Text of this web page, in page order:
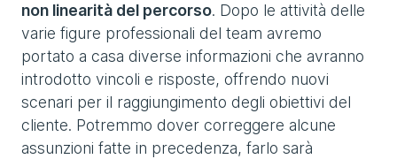
non linearità del percorso. Dopo le attività delle
varie figure professionali del team avremo
portato a casa diverse informazioni che avranno
introdotto vincoli e risposte, offrendo nuovi
scenari per il raggiungimento degli obiettivi del
cliente. Potremmo dover correggere alcune
assunzioni fatte in precedenza, farlo sarà